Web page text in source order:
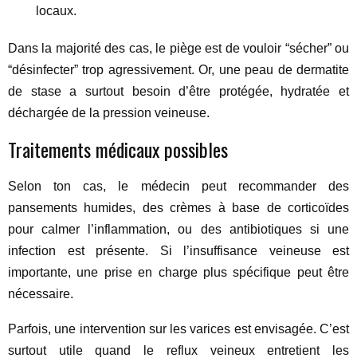
locaux.
Dans la majorité des cas, le piège est de vouloir “sécher” ou
“désinfecter” trop agressivement. Or, une peau de dermatite
de stase a surtout besoin d’être protégée, hydratée et
déchargée de la pression veineuse.
Traitements médicaux possibles
Selon ton cas, le médecin peut recommander des
pansements humides, des crèmes à base de corticoïdes
pour calmer l’inflammation, ou des antibiotiques si une
infection est présente. Si l’insuffisance veineuse est
importante, une prise en charge plus spécifique peut être
nécessaire.
Parfois, une intervention sur les varices est envisagée. C’est
surtout utile quand le reflux veineux entretient les